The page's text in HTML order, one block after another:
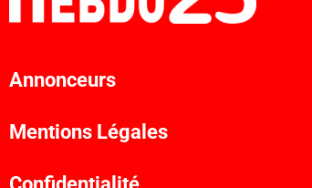
Annonceurs
Mentions Légales